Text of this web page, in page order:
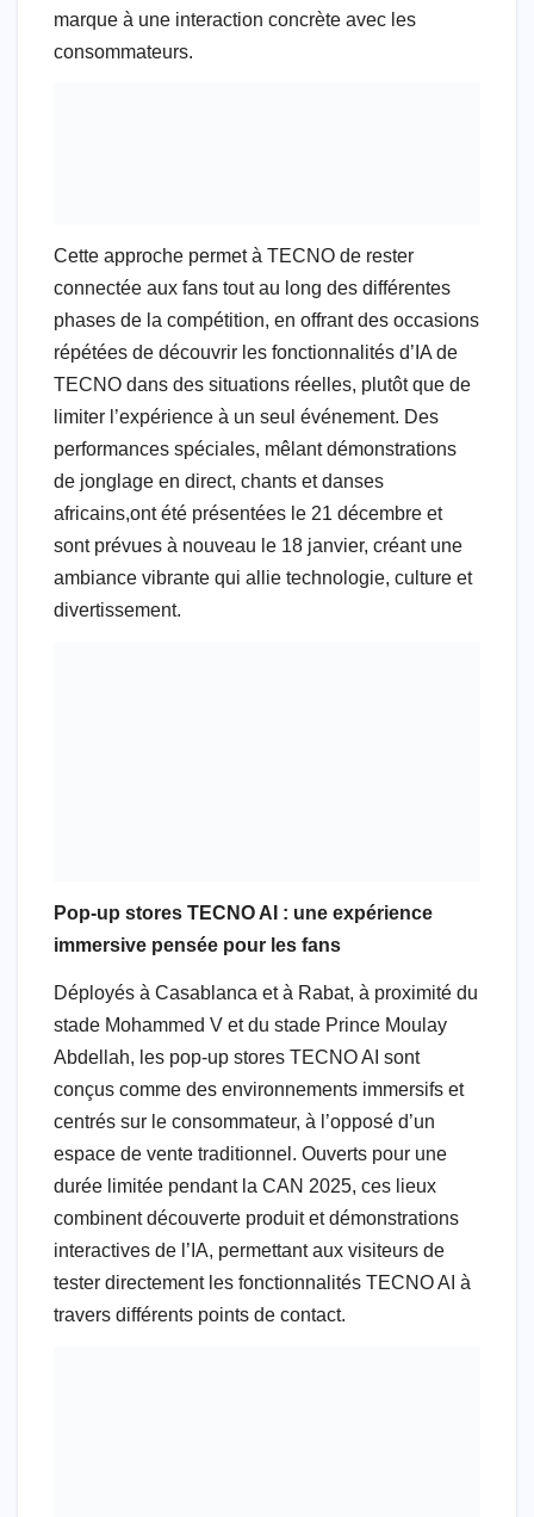
marque à une interaction concrète avec les
consommateurs.
Cette approche permet à TECNO de rester
connectée aux fans tout au long des différentes
phases de la compétition, en offrant des occasions
répétées de découvrir les fonctionnalités d’IA de
TECNO dans des situations réelles, plutôt que de
limiter l’expérience à un seul événement. Des
performances spéciales, mêlant démonstrations
de jonglage en direct, chants et danses
africains,ont été présentées le 21 décembre et
sont prévues à nouveau le 18 janvier, créant une
ambiance vibrante qui allie technologie, culture et
divertissement.
Pop-up stores TECNO AI : une expérience
immersive pensée pour les fans
Déployés à Casablanca et à Rabat, à proximité du
stade Mohammed V et du stade Prince Moulay
Abdellah, les pop-up stores TECNO AI sont
conçus comme des environnements immersifs et
centrés sur le consommateur, à l’opposé d’un
espace de vente traditionnel. Ouverts pour une
durée limitée pendant la CAN 2025, ces lieux
combinent découverte produit et démonstrations
interactives de l’IA, permettant aux visiteurs de
tester directement les fonctionnalités TECNO AI à
travers différents points de contact.